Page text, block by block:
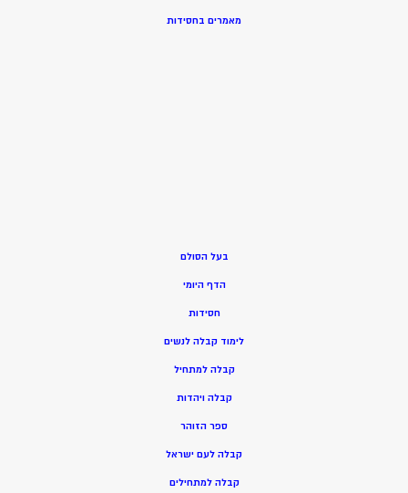
מאמרים בחסידות
בעל הסולם
הדף היומי
חסידות
לימוד קבלה לנשים
קבלה למתחיל
קבלה ויהדות
ספר הזוהר
קבלה לעם ישראל
קבלה למתחילים